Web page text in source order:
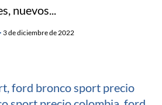
nuevos...
3 de diciembre de 2022